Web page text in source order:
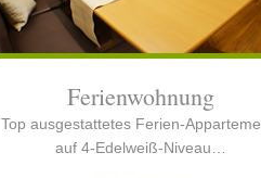
Ferienwohnung
Top ausgestattetes Ferien-
auf 4-Edelweiß-Niveau…